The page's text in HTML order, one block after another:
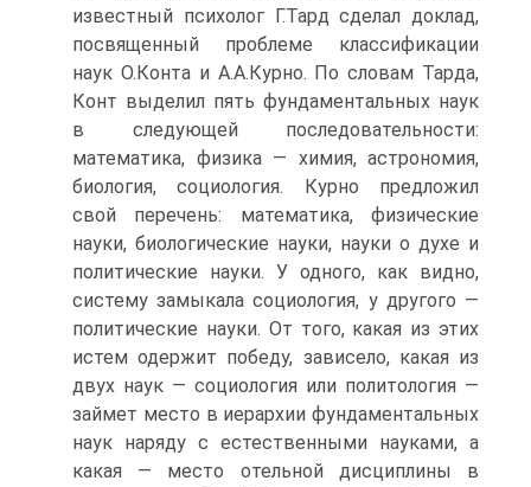
известный психолог Г.Тард сделал доклад,
посвященный проблеме классификации
наук О.Конта и А.А.Курно. По словам Тарда,
Конт выделил пять фундаментальных наук
в следующей последовательности:
математика, физика — химия, астрономия,
биология, социология. Курно предложил
свой перечень: математика, физические
науки, биологические науки, науки о духе и
политические науки. У одного, как видно,
систему замыкала социология, у другого —
политические науки. От того, какая из этих
истем одержит победу, зависело, какая из
двух наук — социология или политология —
займет место в иерархии фундаментальных
наук наряду с естественными науками, а
какая — место отельной дисциплины в